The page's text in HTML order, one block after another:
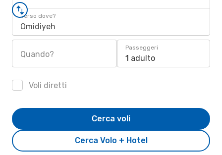
Verso dove?
Omidiyeh
Quando?
Passeggeri
1 adulto
Voli diretti
Cerca Volo + Hotel
Cerca voli